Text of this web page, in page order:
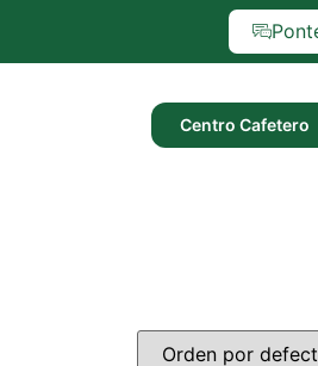
Centro Cafetero